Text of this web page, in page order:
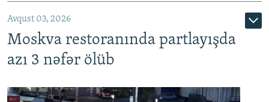
Avqust 03, 2026
Moskva restoranında partlayışda
azı 3 nəfər ölüb